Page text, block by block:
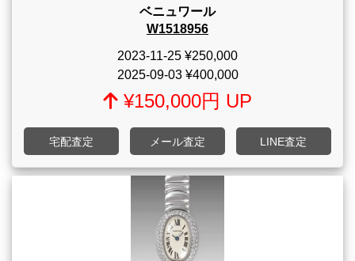
ベニュワール
W1518956
2023-11-25 ¥250,000
2025-09-03¥400,000
¥150,000円 UP
宅配査定 メール査定 LINE査定